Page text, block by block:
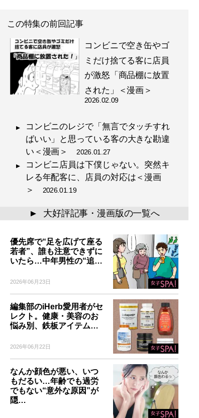
この特集の前回記事
コンビニで空き缶やゴ
ミだけ捨てる客に店員
が激怒「商品棚に放置
された」＜漫画＞
2026.02.09
コンビニのレジで「無言でタッチすれ
ばいい」と思っている客の大きな勘違
い＜漫画＞ 2026.01.27
コンビニ店員は下僕じゃない。突然キ
レる年配客に、店員の対応は＜漫画
＞ 2026.01.19
▲ 大好評記事・漫画版の一覧へ
優先席で“足を広げて座る
若者”、誰も注意できずに
いたら…中年男性の“追…
2026年06月23日
編集部のiHerb愛用者がセ
レクト。健康・美容のお
悩み別、鉄板アイテム…
2026年06月22日
なんか顔色が悪い、いつ
もだるい…年齢でも過労
でもない“意外な原因”が
隠…